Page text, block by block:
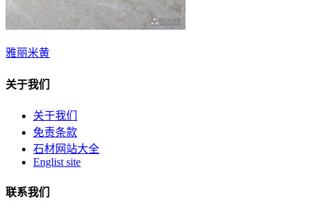
雅丽米黄
关于我们
关于我们
免责条款
石材网站大全
Englist site
联系我们